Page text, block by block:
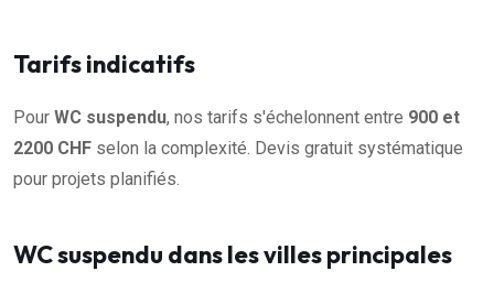
Tarifs indicatifs
Pour WC suspendu, nos tarifs s'échelonnent entre 900 et
2200 CHF selon la complexité. Devis gratuit systématique
pour projets planifiés.
WC suspendu dans les villes principales